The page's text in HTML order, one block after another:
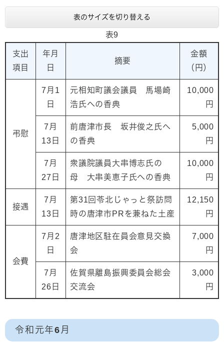
表のサイズを切り替える
表9
支出
項目
年月
日
摘要
金額
（円）
弔慰
7月1
日
元相知町議会議員 馬場崎
浩氏への香典
10,000
円
7月
13日
前唐津市長 坂井俊之氏へ
の香典
5,000
円
7月
27日
衆議院議員大串博志氏の
母 大串美恵子氏への香典
10,000
円
接遇
7月
13日
第31回苓北じゃっと祭訪問
時の唐津市PRを兼ねた土産
12,150
円
会費
7月2
日
唐津地区駐在員会意見交換
会
7,000
円
7月
26日
佐賀県離島振興委員会総会
交流会
3,000
円
令和元年6月